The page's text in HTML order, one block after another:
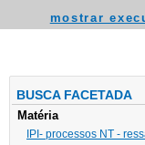
mostrar
BUSCA FACETADA
Matéria
IPI- processos NT -